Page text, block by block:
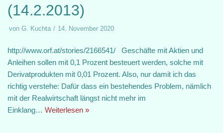
(14.2.2013)
von G. Kuchta 14. November 2020
http://www.orf.at/stories/2166541/ Geschäfte mit Aktien und
Anleihen sollen mit 0,1 Prozent besteuert werden, solche mit
Derivatprodukten mit 0,01 Prozent. Also, nur damit ich das
richtig verstehe: Dafür dass ein bestehendes Problem, nämlich
mit der Realwirtschaft längst nicht mehr im
Einklang… Weiterlesen »